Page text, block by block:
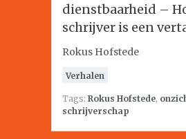
dienstbaarheid –
schrijver is een
Rokus Hofstede
Verhalen
Tags: Rokus Hofstede,
schrijverschap